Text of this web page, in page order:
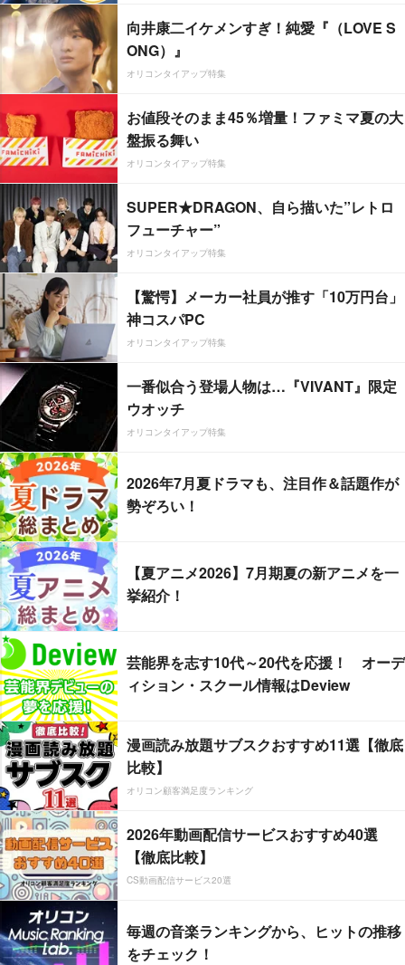
向井康二イケメンすぎ！純愛『（LOVE S
ONG）』
オリコンタイアップ特集
お値段そのまま45％増量！ファミマ夏の大
盤振る舞い
オリコンタイアップ特集
SUPER★DRAGON、自ら描いた”レトロ
フューチャー”
オリコンタイアップ特集
【驚愕】メーカー社員が推す「10万円台」
神コスパPC
オリコンタイアップ特集
一番似合う登場人物は…『VIVANT』限定
ウオッチ
オリコンタイアップ特集
2026年7月夏ドラマも、注目作＆話題作が
勢ぞろい！
【夏アニメ2026】7月期夏の新アニメを一
挙紹介！
芸能界を志す10代～20代を応援！ オーデ
ィション・スクール情報はDeview
漫画読み放題サブスクおすすめ11選【徹底
比較】
オリコン顧客満足度ランキング
2026年動画配信サービスおすすめ40選
【徹底比較】
CS動画配信サービス20選
毎週の音楽ランキングから、ヒットの推移
をチェック！